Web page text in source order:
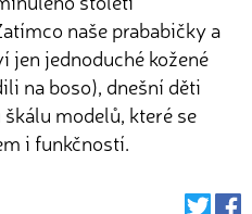
naše prababičky a
jen jednoduché kožené
na boso), dnešní děti
modelů, které se
i funkčností.